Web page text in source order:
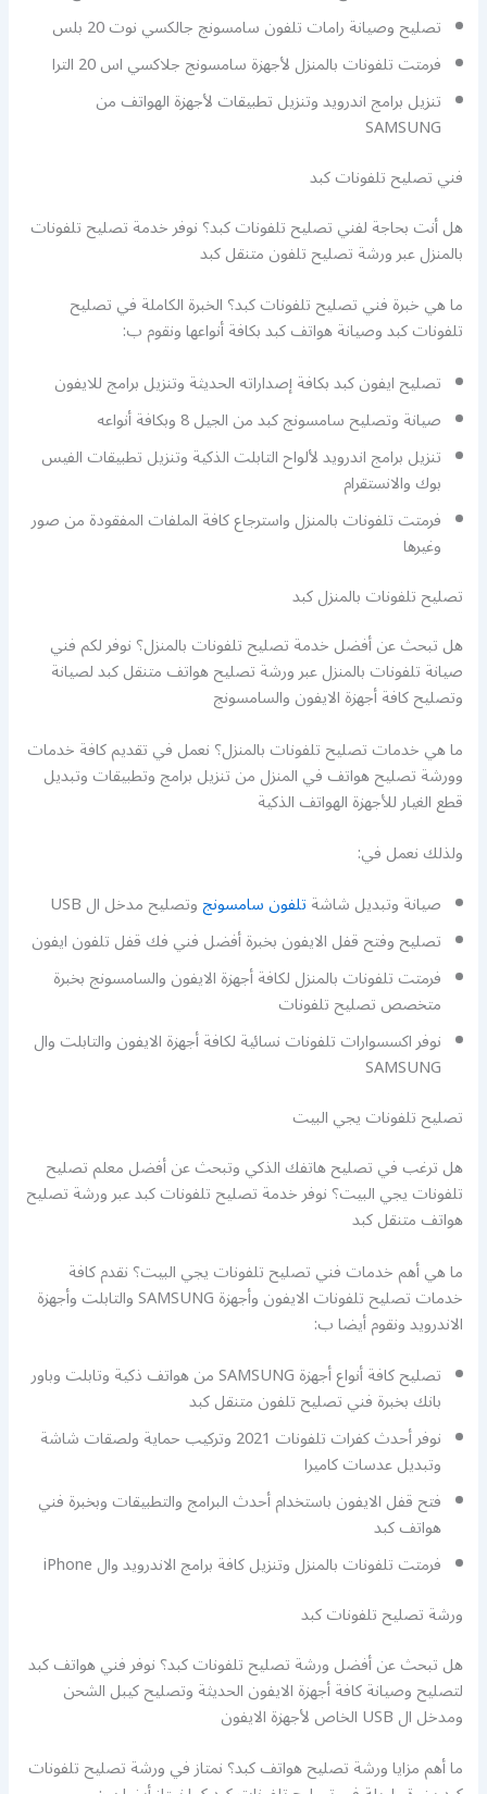
تصليح وصيانة رامات تلفون سامسونج جالكسي نوت 20 بلس
فرمتت تلفونات بالمنزل لأجهزة سامسونج جلاكسي اس 20 الترا
تنزيل برامج اندرويد وتنزيل تطبيقات لأجهزة الهواتف من
SAMSUNG
فني تصليح تلفونات كبد
هل أنت بحاجة لفني تصليح تلفونات كبد؟ نوفر خدمة تصليح تلفونات
بالمنزل عبر ورشة تصليح تلفون متنقل كبد
ما هي خبرة فني تصليح تلفونات كبد؟ الخبرة الكاملة في تصليح
تلفونات كبد وصيانة هواتف كبد بكافة أنواعها ونقوم ب:
تصليح ايفون كبد بكافة إصداراته الحديثة وتنزيل برامج للايفون
صيانة وتصليح سامسونج كبد من الجيل 8 وبكافة أنواعه
تنزيل برامج اندرويد لألواح التابلت الذكية وتنزيل تطبيقات الفيس
بوك والانستقرام
فرمتت تلفونات بالمنزل واسترجاع كافة الملفات المفقودة من صور
وغيرها
تصليح تلفونات بالمنزل كبد
هل تبحث عن أفضل خدمة تصليح تلفونات بالمنزل؟ نوفر لكم فني
صيانة تلفونات بالمنزل عبر ورشة تصليح هواتف متنقل كبد لصيانة
وتصليح كافة أجهزة الايفون والسامسونج
ما هي خدمات تصليح تلفونات بالمنزل؟ نعمل في تقديم كافة خدمات
وورشة تصليح هواتف في المنزل من تنزيل برامج وتطبيقات وتبديل
قطع الغيار للأجهزة الهواتف الذكية
ولذلك نعمل في:
صيانة وتبديل شاشةتلفون سامسونجوتصليح مدخل ال USB
تصليح وفتح قفل الايفون بخبرة أفضل فني فك قفل تلفون ايفون
فرمتت تلفونات بالمنزل لكافة أجهزة الايفون والسامسونج بخبرة
متخصص تصليح تلفونات
نوفر اكسسوارات تلفونات نسائية لكافة أجهزة الايفون والتابلت وال
SAMSUNG
تصليح تلفونات يجي البيت
هل ترغب في تصليح هاتفك الذكي وتبحث عن أفضل معلم تصليح
تلفونات يجي البيت؟ نوفر خدمة تصليح تلفونات كبد عبر ورشة تصليح
هواتف متنقل كبد
ما هي أهم خدمات فني تصليح تلفونات يجي البيت؟ نقدم كافة
خدمات تصليح تلفونات الايفون وأجهزة SAMSUNG والتابلت وأجهزة
الاندرويد ونقوم أيضا ب:
تصليح كافة أنواع أجهزة SAMSUNG من هواتف ذكية وتابلت وباور
بانك بخبرة فني تصليح تلفون متنقل كبد
نوفر أحدث كفرات تلفونات 2021 وتركيب حماية ولصقات شاشة
وتبديل عدسات كاميرا
فتح قفل الايفون باستخدام أحدث البرامج والتطبيقات وبخبرة فني
هواتف كبد
فرمتت تلفونات بالمنزل وتنزيل كافة برامج الاندرويد وال iPhone
ورشة تصليح تلفونات كبد
هل تبحث عن أفضل ورشة تصليح تلفونات كبد؟ نوفر فني هواتف كبد
لتصليح وصيانة كافة أجهزة الايفون الحديثة وتصليح كيبل الشحن
ومدخل ال USB الخاص لأجهزة الايفون
ما أهم مزايا ورشة تصليح هواتف كبد؟ نمتاز في ورشة تصليح تلفونات